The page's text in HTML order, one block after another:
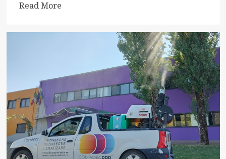
Read MoreRead
about
Parcurile
Naturale
din
România